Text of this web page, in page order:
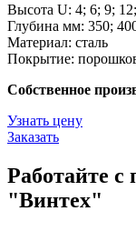
Высота U: 4; 6; 9;
Глубина мм: 350;
Материал: сталь
Покрытие:
Собственное
Узнать цену
Заказать
Работайте
"Винтех"